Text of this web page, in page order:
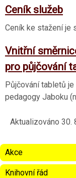
Ceník služeb
Ceník ke stažení je
Vnitřní
pro půjčování
Půjčování tabletů
pedagogy Jaboku
Aktualizováno 30.
Akce
Knihovní řád